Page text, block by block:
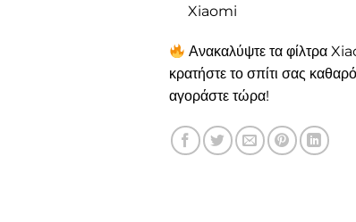
Xiaomi
Ανακαλύψτε τα φίλτρα
κρατήστε το σπίτι σας
αγοράστε τώρα!